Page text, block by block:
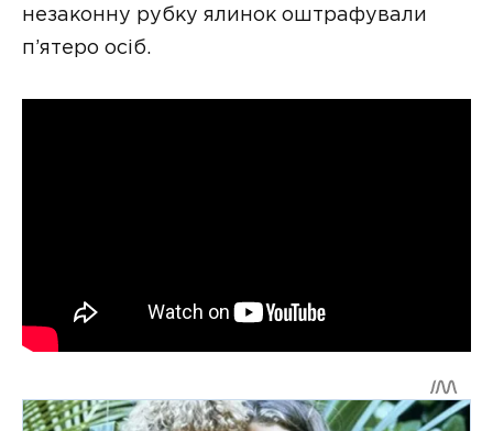
незаконну рубку ялинок оштрафували
п’ятеро осіб.